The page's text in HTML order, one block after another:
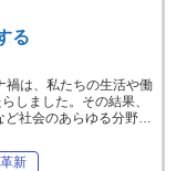
る
禍は、私たちの生活や働
しました。その結果、
ど社会のあらゆる分野…
新